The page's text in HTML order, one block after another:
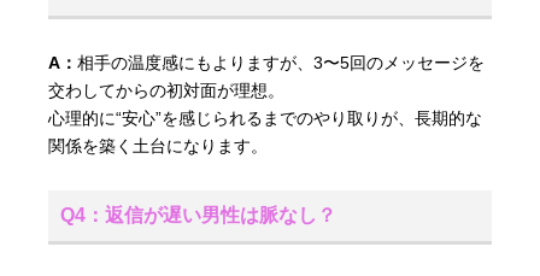
A：相手の温度感にもよりますが、3〜5回のメッセージを
交わしてからの初対面が理想。
心理的に“安心”を感じられるまでのやり取りが、長期的な
関係を築く土台になります。
Q4：返信が遅い男性は脈なし？